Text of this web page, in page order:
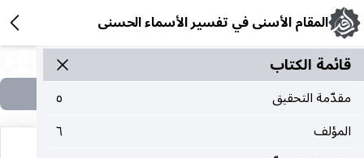
المقام الأسنى في تفسير الأسماء الحسنى
قائمة الکتاب
مقدّمة التحقيق
٥
المؤلف
٦